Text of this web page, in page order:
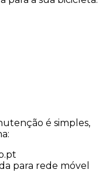
é simples,
para rede móvel